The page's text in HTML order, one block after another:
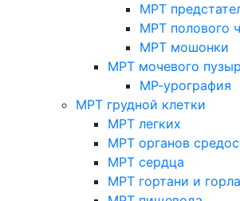
МРТ
МРТ полового
МРТ мошонки
МРТ мочевого
МР-урография
МРТ грудной клетки
МРТ легких
МРТ органов
МРТ сердца
МРТ гортани и горла